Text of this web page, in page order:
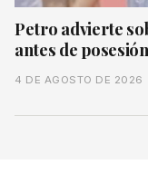
Petro advierte
antes de
4 DE AGOSTO DE 2026